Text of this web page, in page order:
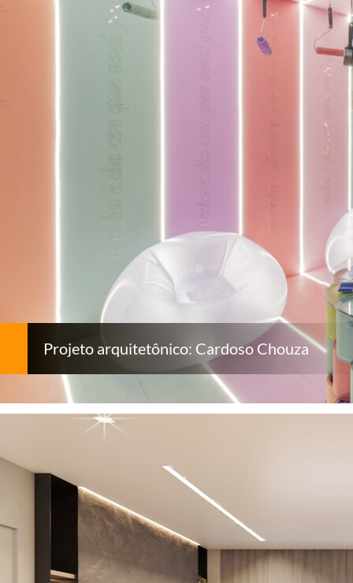
Projeto arquitetônico: Cardoso Chouza